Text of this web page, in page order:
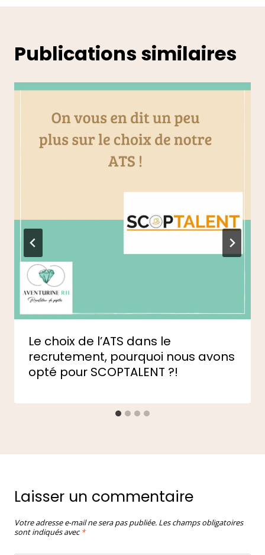
Publications similaires
Le choix de l’ATS dans le
recrutement, pourquoi nous avons
opté pour SCOPTALENT ?!
Laisser un commentaire
Votre adresse e-mail ne sera pas publiée. Les champs obligatoires
sont indiqués avec*